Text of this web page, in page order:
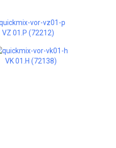
VZ 01.P (72212)
VK 01.H (72138)